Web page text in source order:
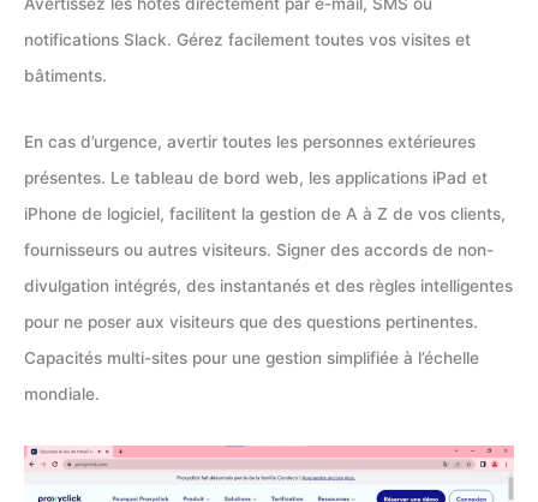
notifications Slack. Gérez facilement toutes vos visites et
bâtiments.
En cas d’urgence, avertir toutes les personnes extérieures
présentes. Le tableau de bord web, les applications iPad et
iPhone de logiciel, facilitent la gestion de A à Z de vos clients,
fournisseurs ou autres visiteurs. Signer des accords de non-
divulgation intégrés, des instantanés et des règles intelligentes
pour ne poser aux visiteurs que des questions pertinentes.
Capacités multi-sites pour une gestion simplifiée à l’échelle
mondiale.